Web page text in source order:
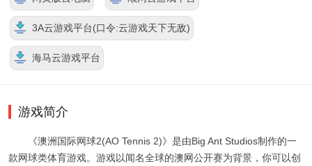
3A云游戏平台(口令:云游戏天下无敌)
海马云游戏平台
游戏简介
《澳洲国际网球2(AO Tennis 2)》是由Big Ant Studios制作的一
款网球类体育游戏。游戏以闻名全球的澳网公开赛为背景，你可以创